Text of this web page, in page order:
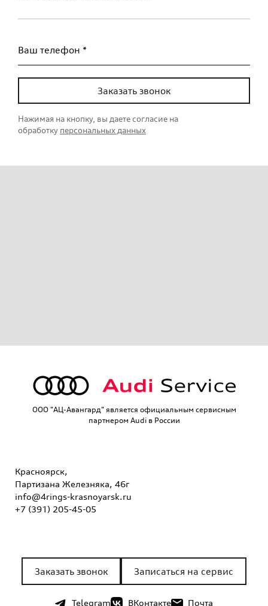
Ваш телефон *
Заказать звонок
Нажимая на кнопку, вы даете согласие на
обработку персональных данных
OOO "АЦ-Авангард" является официальным сервисным
партнером Audi в России
Красноярск,
Партизана Железняка, 46г
info@4rings-krasnoyarsk.ru
+7 (391) 205-45-05
Заказать звонок Записаться на сервис
Telegram ВКонтакте Почта